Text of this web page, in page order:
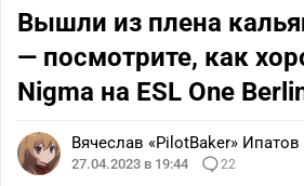
Вышли из плена
— посмотрите, как
Nigma на ESL One
Вячеслав «PilotBaker» Ипатов
27.04.2023 в 19:44 22